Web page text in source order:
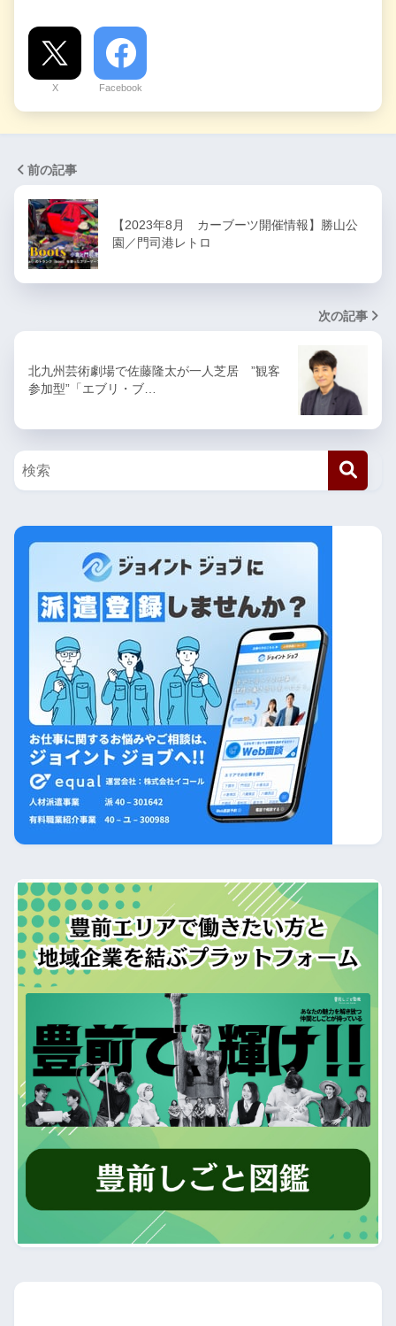
X Facebook
前の記事
【2023年8月 カーブーツ開催情報】勝山公
園／門司港レトロ
次の記事
北九州芸術劇場で佐藤隆太が一人芝居 ”観客
参加型”「エブリ・ブ…